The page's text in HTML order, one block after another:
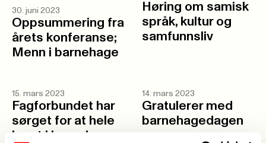
30. juni 2023
Oppsummering fra
årets konferanse;
Menn i barnehage
Høring om samisk
språk, kultur og
samfunnsliv
15. mars 2023
Fagforbundet har
sørget for at hele
laget i barnehagen
14. mars 2023
Gratulerer med
barnehagedagen